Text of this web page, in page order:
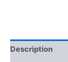
Description